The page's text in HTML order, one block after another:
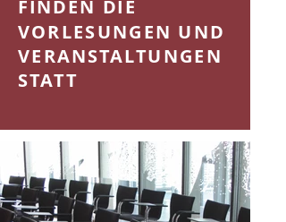
FINDEN DIE
VORLESUNGEN UND
VERANSTALTUNGEN
STATT